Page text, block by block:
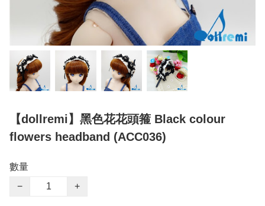
【dollremi】黑色花花頭箍 Black colour
flowers headband (ACC036)
數量
−
+